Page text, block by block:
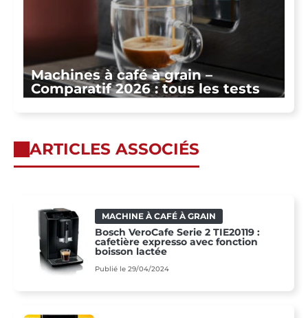
Machines à café à grain –
Comparatif 2026 : tous les tests
ARTICLES ASSOCIÉS
MACHINE À CAFÉ À GRAIN
Bosch VeroCafe Serie 2 TIE20119 :
cafetière expresso avec fonction
boisson lactée
Publié le 29/04/2024